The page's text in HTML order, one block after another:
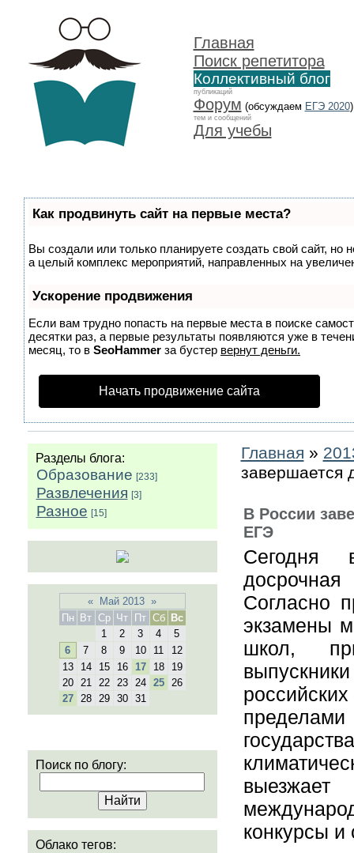
Главная
Поиск репетитора
Коллективный блог
публикаций
Форум (обсуждаем ЕГЭ 2020)
тем и сообщений
Для учебы
Как продвинуть сайт на первые места?
Вы создали или только планируете создать свой сайт, но
а целый комплекс мероприятий, направленных на
Ускорение продвижения
Если вам трудно попасть на первые места в поиске
десятки раз, а первые результаты появляются уже в
месяц, то в SeoHammer за бустер вернут деньги.
Начать продвижение сайта
Разделы блога:
Образование [233]
Развлечения [3]
Разное [15]
« Май 2013 »
Пн
Вт Ср Чт Пт Сб
Вс
1
2 3 4
5
6
7 8 9 10 11
12
13
14 15 16 17 18
19
20
21 22 23 24 25
26
27
28 29 30 31
Поиск по блогу:
Облако тегов:
Главная »
завершается
В России
ЕГЭ
Сегодня
Согласно
экзамены
школ,
конкурсы